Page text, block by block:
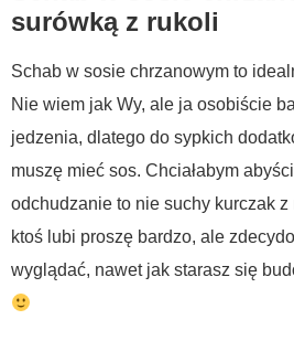
surówką z rukoli
Schab w sosie chrzanowym to
Nie wiem jak Wy, ale ja osobiście
jedzenia, dlatego do sypkich
muszę mieć sos. Chciałabym
odchudzanie to nie suchy kurczak z
ktoś lubi proszę bardzo, ale
wyglądać, nawet jak starasz się